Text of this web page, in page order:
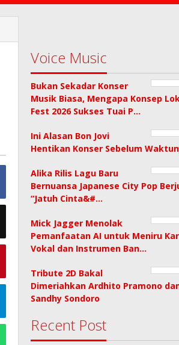
Voice Music
Bukan Sekadar Konser
Musik Biasa, Mengapa Konsep
Fest 2026 Sukses Tuai P…
Ini Alasan Bon Jovi
Hentikan Konser Sebelum
Alika Rilis Lagu Baru
Bernuansa Japanese City Pop
“Jatuh Cinta&#…
Mick Jagger Menolak
Pemanfaatan AI untuk Meniru
Vokal dan Instrumen Ban…
Tribute 2D Bakal
Dimeriahkan Ardhito Pramono
Sandhy Sondoro
Recent Post